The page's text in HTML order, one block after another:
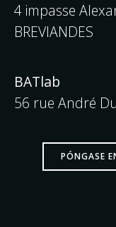
4 impasse
BREVIANDES
BATlab
56 rue André
PÓNGASE